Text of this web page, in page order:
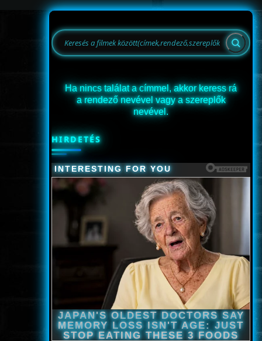
Ha nincs találat a címmel, akkor keress rá
a rendező nevével vagy a szereplők
nevével.
HIRDETÉS